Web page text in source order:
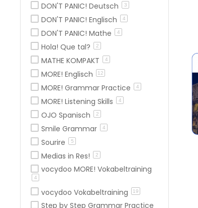
DON'T PANIC! Deutsch 3
DON'T PANIC! Englisch 4
DON'T PANIC! Mathe 4
Hola! Que tal? 2
MATHE KOMPAKT 4
MORE! Englisch 12
MORE! Grammar Practice 4
MORE! Listening Skills 4
OJO Spanisch 2
Smile Grammar 4
Sourire 5
Medias in Res! 2
vocydoo MORE! Vokabeltraining
4
vocydoo Vokabeltraining 19
Step by Step Grammar Practice